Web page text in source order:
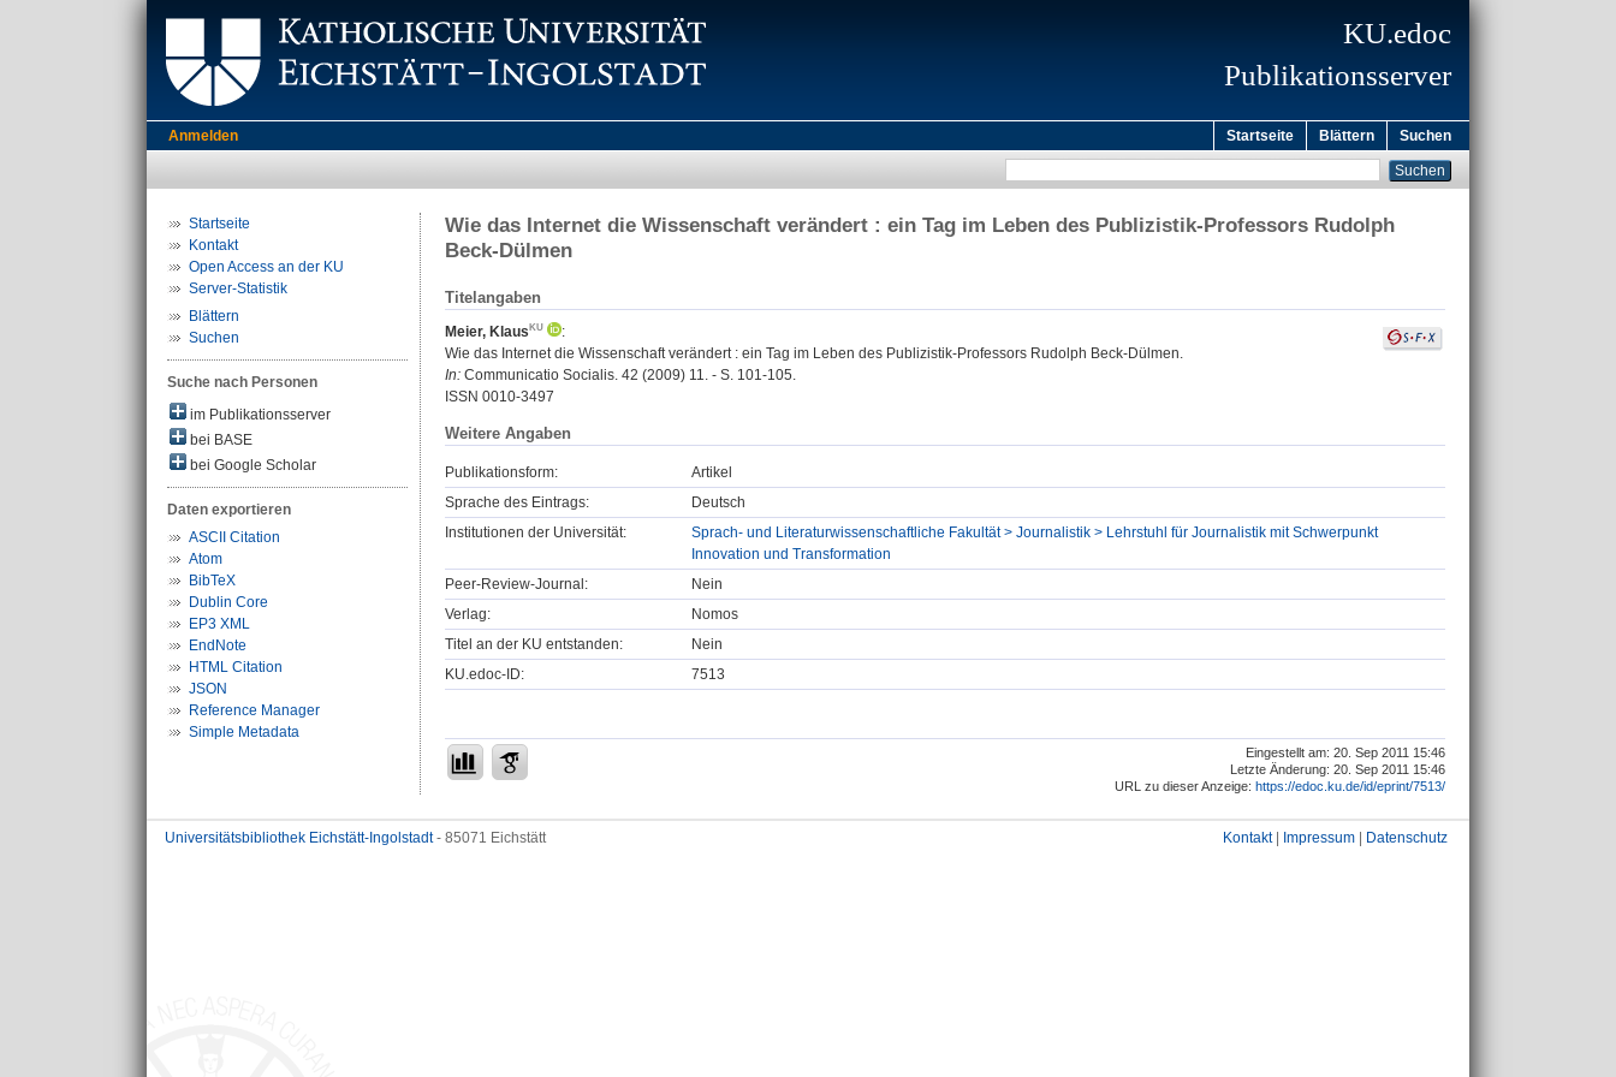
KU.edoc
Publikationsserver
Anmelden Startseite Blättern Suchen
Startseite
Kontakt
Open Access an der KU
Server-Statistik
Blättern
Suchen
Suche nach Personen
im Publikationsserver
bei BASE
bei Google Scholar
Daten exportieren
ASCII Citation
Atom
BibTeX
Dublin Core
EP3 XML
EndNote
HTML Citation
JSON
Reference Manager
Simple Metadata
Wie das Internet die Wissenschaft verändert : ein Tag im Leben des Publizistik-Professors Rudolph
Beck-Dülmen
Titelangaben
Meier, Klaus
:
Wie das Internet die Wissenschaft verändert : ein Tag im Leben des Publizistik-Professors Rudolph Beck-Dülmen.
In: Communicatio Socialis. 42 (2009) 11. - S. 101-105.
ISSN 0010-3497
Weitere Angaben
Publikationsform:
Artikel
Sprache des Eintrags:
Deutsch
Institutionen der Universität:
Sprach- und Literaturwissenschaftliche Fakultät > Journalistik > Lehrstuhl für Journalistik mit Schwerpunkt
Innovation und Transformation
Peer-Review-Journal:
Nein
Verlag:
Nomos
Titel an der KU entstanden:
Nein
KU.edoc-ID:
7513
Eingestellt am: 20. Sep 2011 15:46
Letzte Änderung: 20. Sep 2011 15:46
URL zu dieser Anzeige: https://edoc.ku.de/id/eprint/7513/
Universitätsbibliothek Eichstätt-Ingolstadt- 85071 Eichstätt Kontakt| Impressum Datenschutz